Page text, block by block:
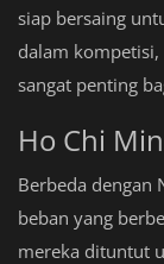
siap bersaing
dalam
sangat penting
Ho Chi
Berbeda dengan
beban yang
mereka dituntut